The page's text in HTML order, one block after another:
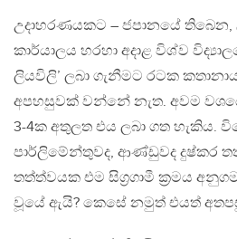
උදාහරණයකට – ජපානයේ තිබෙන,
කාර්යාලය හරහා අදාළ විශ්ව
ලියවිලි’ ලබා ගැනීමට රටක
අපහසුවක් වන්නේ නැත. අවම
3-4ක අතුලත එය ලබා ගත හැකිය.
පාර්ලිමේන්තුවද, ආණ්ඩුවද දුෂ්කර
තත්ත්වයක එම සිග්‍රගාමී ක්‍රමය
වූයේ ඇයි? කෙසේ නමුත් එයත්